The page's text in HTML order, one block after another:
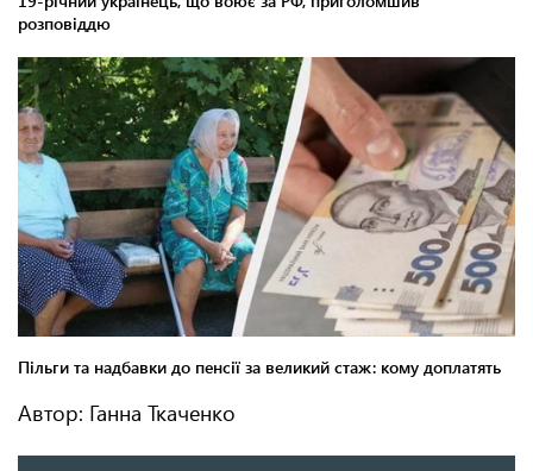
Автор: Ганна Ткаченко